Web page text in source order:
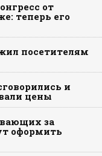
от
теперь его
посетителям
и
цены
за
оформить